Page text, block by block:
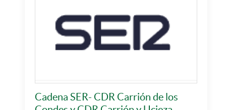
Cadena SER- CDR Carrión de los